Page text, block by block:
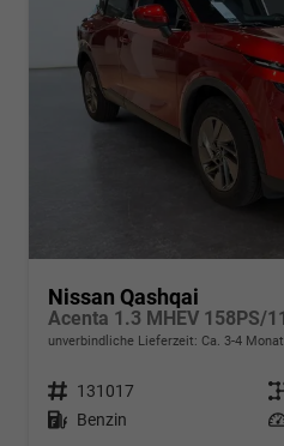
Nissan Qashqai
Acenta 1.3 MHEV 158PS/
unverbindliche Lieferzeit: Ca. 3-4
Fahrzeugnr. 131017
Kraftstoff Benzin